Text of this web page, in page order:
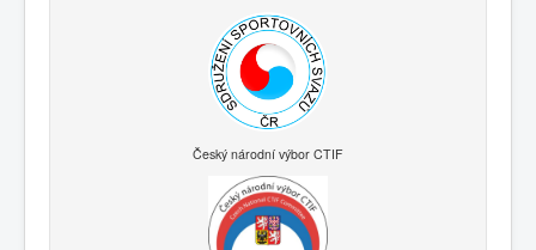
Český národní výbor CTIF